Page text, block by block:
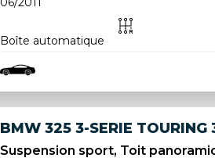
Boîte automatique
BMW 325 3-SERIE TOURING
Suspension sport, Toit